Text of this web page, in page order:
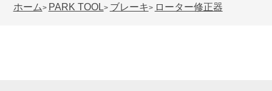
ホーム> PARK TOOL> ブレーキ> ローター修正器